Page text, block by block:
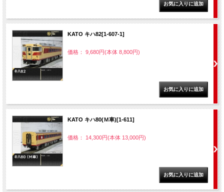
KATO キハ82[1-607-1]
価格： 9,680円(本体 8,800円)
KATO キハ80(Ｍ車)[1-611]
価格： 14,300円(本体 13,000円)